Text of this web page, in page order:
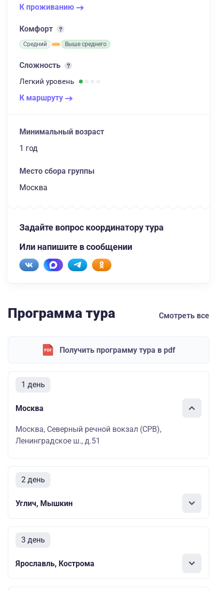
К проживанию
Комфорт
Средний Выше среднего
Сложность
Легкий уровень
К маршруту
Минимальный возраст
1 год
Место сбора группы
Москва
Задайте вопрос координатору тура
Или напишите в сообщении
Программа тура Смотреть все
Получить программу тура в pdf
1 день
Москва
Москва, Северный речной вокзал (СРВ),
Ленинградское ш., д.51
2 день
Углич, Мышкин
3 день
Ярославль, Кострома